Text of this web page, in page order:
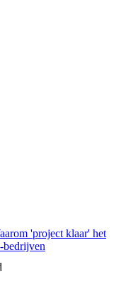
'project klaar' het
bedrijven